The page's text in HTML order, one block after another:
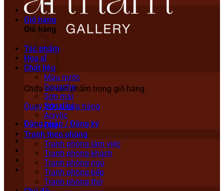
Giỏ hàng
Giỏ hàng
Chưa có sản phẩm trong giỏ hàng.
Quay trở lại cửa hàng
Đăng nhập / Đăng ký
Tác phẩm
Họa sĩ
Chất liệu
Màu nước
Gouache
Sơn mài
Sơn dầu
Acrylic
Lụa
Tranh theo phòng
Tranh phòng làm việc
Tranh phòng khách
Tranh phòng ngủ
Tranh phòng bếp
Tranh phòng thờ